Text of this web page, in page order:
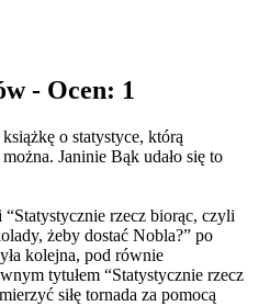
- Ocen: 1
o statystyce, którą
Janinie Bąk udało się to
rzecz biorąc, czyli
żeby dostać Nobla?” po
kolejna, pod równie
tytułem “Statystycznie rzecz
siłę tornada za pomocą